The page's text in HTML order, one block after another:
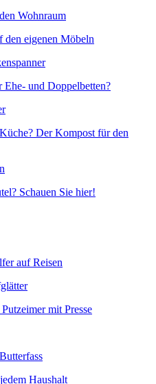
Wohnraum
den eigenen Möbeln
Ehe- und Doppelbetten?
Der Kompost für den
Schauen Sie hier!
auf Reisen
mit Presse
Haushalt